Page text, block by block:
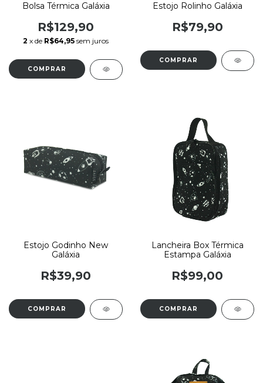
Bolsa Térmica Galáxia
R$129,90
2 x de R$64,95 sem juros
Estojo Rolinho Galáxia
R$79,90
Estojo Godinho New
Galáxia
R$39,90
Lancheira Box Térmica
Estampa Galáxia
R$99,00